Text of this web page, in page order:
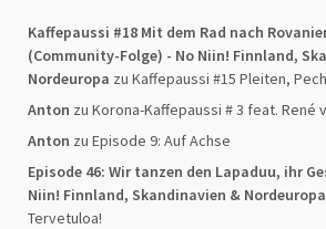
Kaffepaussi #18 Mit dem Rad nach
(Community-Folge) - No Niin! Finnland,
Nordeuropa zu Kaffepaussi #15 Pleiten,
Anton zu Korona-Kaffepaussi # 3 feat. René
Anton zu Episode 9: Auf Achse
Episode 46: Wir tanzen den Lapaduu, ihr
Niin! Finnland, Skandinavien & Nordeuropa
Tervetuloa!